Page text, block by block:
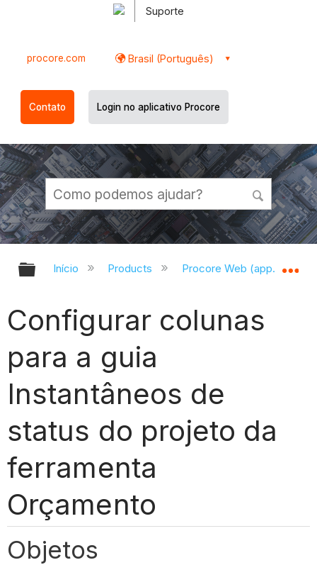
Suporte
procore.com Brasil (Português)
Contato Login no aplicativo Procore
Expandir/recolher hierarquia
Início Products Procore Web
Configurar colunas
para a guia
Instantâneos de
status do projeto da
ferramenta
Orçamento
Objetos